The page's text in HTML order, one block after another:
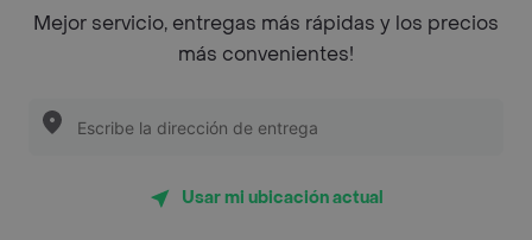
App Store Google play
Mejor servicio, entregas más rápidas y los precios
más convenientes!
Usar mi ubicación actual